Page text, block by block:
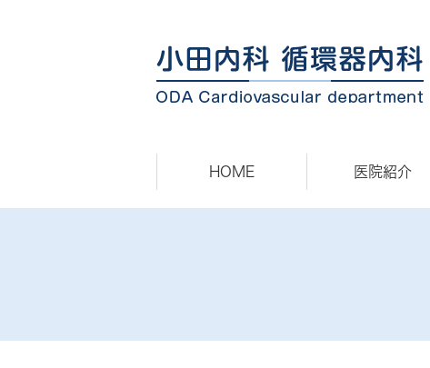
HOME 医院紹介